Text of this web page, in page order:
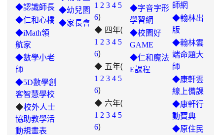
◆認識師長
◆仁和心橋
◆iMath領
航家
◆數學小老
師
◆5D數學創
客智慧學校
◆校外人士
協助教學活
動規畫表
◆幼兒園
◆家長會
1 2 link
https://padlet.com/hui22026/302-
hwbav1x2c8b5ge0y
3 4 5
6)
◆ 四年(
1 2 3 4 5
6)
◆ 五年(
1 2 3 4 link
https://padlet.com/chungling29/
7ddh1o7gcaf2lqtb
5
6)
◆ 六年(
1 2 3 4 5
6)
◆字音字形
學習網
◆校園好
GAME
◆仁和魔法
E課程
師網
◆翰林出
版
◆翰林雲
端命題大
師
◆康軒雲
線上備課
◆康軒行
動寶典
◆原住民